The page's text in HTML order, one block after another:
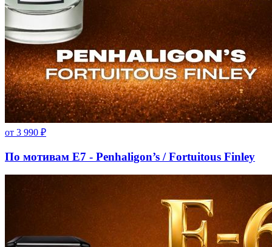
от 3 990 ₽
По мотивам E7 - Penhaligon’s / Fortuitous Finley